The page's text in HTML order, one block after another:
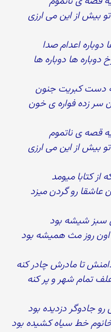
بیش از این می ارزی
اعدام صدا
ها دوباره ها
دست کبریت جنون
سر زده فواره ی خون
قصه ی ناتموم
بیش از این می ارزی
کتابا میومد
عاشقا رو گردن میزد
سبز شیشه بود
روز مث همیشه بود
تا مادرش چادر کنه
تمام شهر و پر کنه
جادوگر دزدیده بود
خط سیاه کشیده بود